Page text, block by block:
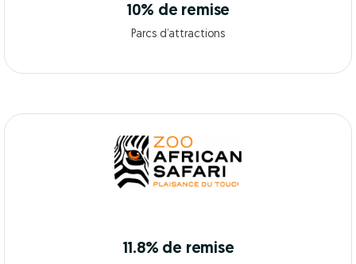
10% de remise
Parcs d’attractions
11.8% de remise